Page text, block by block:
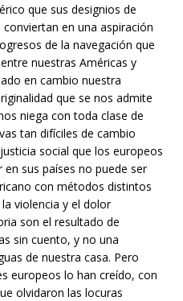
que sus designios de
en una aspiración
de la navegación que
nuestras Américas y
en cambio nuestra
que se nos admite
niega con toda clase de
tan difíciles de cambio
social que los europeos
sus países no puede ser
con métodos distintos
violencia y el dolor
son el resultado de
sin cuento, y no una
de nuestra casa. Pero
europeos lo han creído, con
olvidaron las locuras